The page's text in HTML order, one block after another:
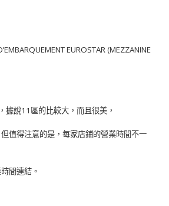
EUROSTAR (MEZZANINE
據說11區的比較大，而且很美，
值得注意的是，每家店鋪的營業時間不一
間連結。